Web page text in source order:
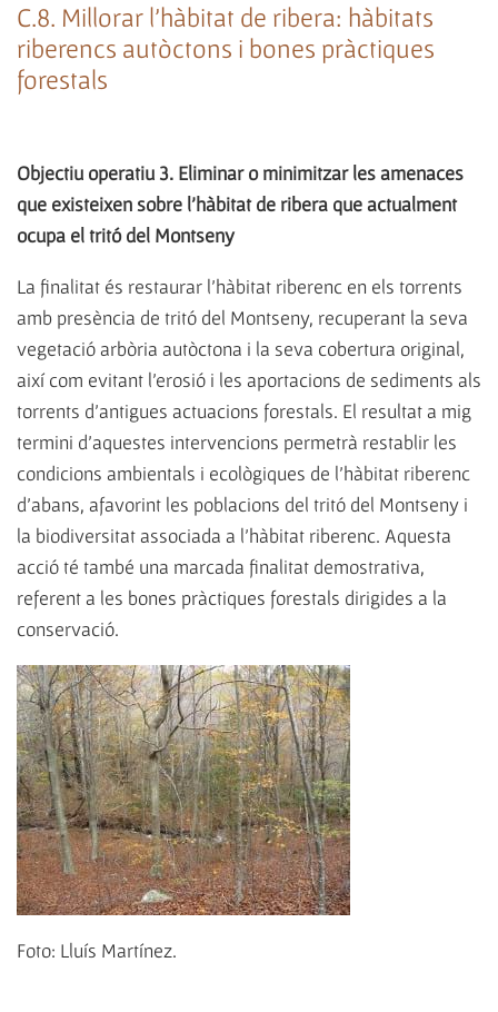
C.8. Millorar l'hàbitat de ribera: hàbitats
riberencs autòctons i bones pràctiques
forestals
Objectiu operatiu 3. Eliminar o minimitzar les amenaces
que existeixen sobre l'hàbitat de ribera que actualment
ocupa el tritó del Montseny
La finalitat és restaurar l'hàbitat riberenc en els torrents
amb presència de tritó del Montseny, recuperant la seva
vegetació arbòria autòctona i la seva cobertura original,
així com evitant l'erosió i les aportacions de sediments als
torrents d'antigues actuacions forestals. El resultat a mig
termini d'aquestes intervencions permetrà restablir les
condicions ambientals i ecològiques de l'hàbitat riberenc
d'abans, afavorint les poblacions del tritó del Montseny i
la biodiversitat associada a l'hàbitat riberenc. Aquesta
acció té també una marcada finalitat demostrativa,
referent a les bones pràctiques forestals dirigides a la
conservació.
Foto: Lluís Martínez.